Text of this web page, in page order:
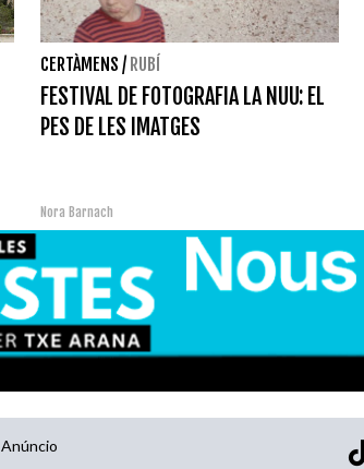
CERTÀMENS / RUBÍ
FESTIVAL DE FOTOGRAFIA LA NUU: EL
PES DE LES IMATGES
Nora Barnach
Anúncio